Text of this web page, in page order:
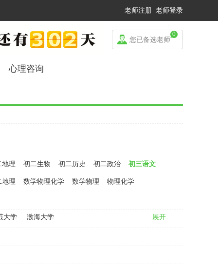
老师注册 老师登录
您已备选老师
0
心理咨询
地理 初二生物 初二历史 初二政治 初三语文
地理 数学物理化学 数学物理 物理化学
大学 渤海大学 展开